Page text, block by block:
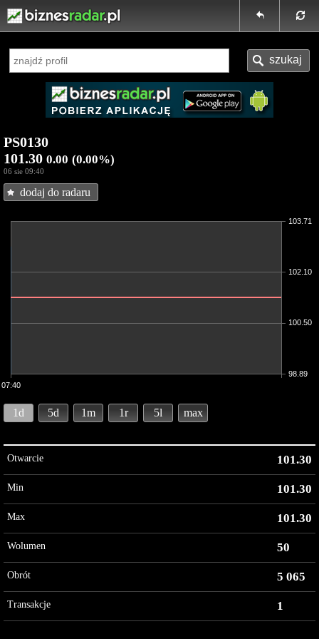
PS0130
101.30 0.00 (0.00%)
06 sie 09:40
dodaj do radaru
07:40
98.89
100.50
102.10
103.71
1d 5d 1m 1r 5l max
Otwarcie 101.30
Min 101.30
Max 101.30
Wolumen 50
Obrót 5 065
Transakcje 1